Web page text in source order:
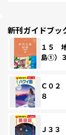
新刊ガイドブッ
１５
島①）
Ｃ０２
８
Ｊ３